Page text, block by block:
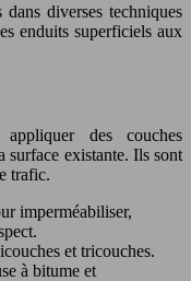
diverses techniques
enduits superficiels aux
des couches
surface existante. Ils sont
trafic.
imperméabiliser,
et tricouches.
à bitume et